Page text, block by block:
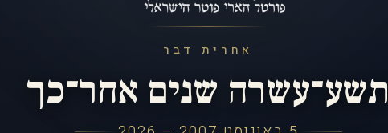
אחרית דבר
שנים אחר־כך